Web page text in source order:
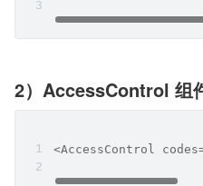
2）AccessControl 组
<AccessControl